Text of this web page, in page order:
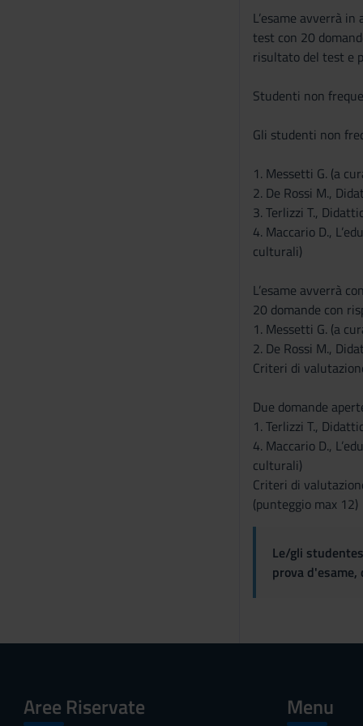
L’esame avverrà
test con 20
risultato del test e
Studenti non
Gli studenti non
1. Messetti G. (a
2. De Rossi M.,
3. Terlizzi T.,
4. Maccario D.,
culturali)
L’esame avverrà
20 domande con
1. Messetti G. (a
2. De Rossi M.,
Criteri di
Due domande
1. Terlizzi T.,
4. Maccario D.,
culturali)
Criteri di
(punteggio max 12)
Le/gli
prova
Aree Riservate Menu